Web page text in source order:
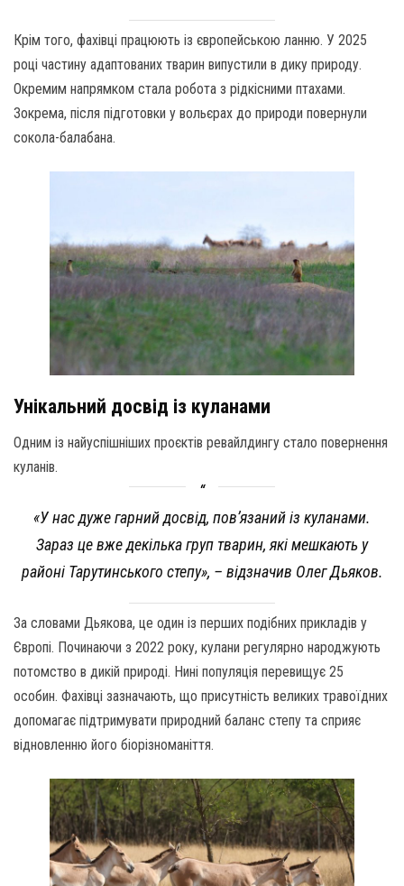
Крім того, фахівці працюють із європейською ланню. У 2025
році частину адаптованих тварин випустили в дику природу.
Окремим напрямком стала робота з рідкісними птахами.
Зокрема, після підготовки у вольєрах до природи повернули
сокола-балабана.
Унікальний досвід із куланами
Одним із найуспішніших проєктів ревайлдингу стало повернення
куланів.
«У нас дуже гарний досвід, пов’язаний із куланами.
Зараз це вже декілька груп тварин, які мешкають у
районі Тарутинського степу», – відзначив Олег Дьяков.
За словами Дьякова, це один із перших подібних прикладів у
Європі. Починаючи з 2022 року, кулани регулярно народжують
потомство в дикій природі. Нині популяція перевищує 25
особин. Фахівці зазначають, що присутність великих травоїдних
допомагає підтримувати природний баланс степу та сприяє
відновленню його біорізноманіття.